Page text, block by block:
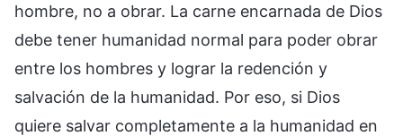
hombre, no a obrar. La carne encarnada de Dios
debe tener humanidad normal para poder obrar
entre los hombres y lograr la redención y
salvación de la humanidad. Por eso, si Dios
quiere salvar completamente a la humanidad en